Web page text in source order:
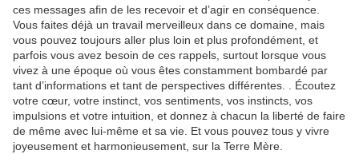
ces messages afin de les recevoir et d’agir en conséquence.
Vous faites déjà un travail merveilleux dans ce domaine, mais
vous pouvez toujours aller plus loin et plus profondément, et
parfois vous avez besoin de ces rappels, surtout lorsque vous
vivez à une époque où vous êtes constamment bombardé par
tant d’informations et tant de perspectives différentes. . Écoutez
votre cœur, votre instinct, vos sentiments, vos instincts, vos
impulsions et votre intuition, et donnez à chacun la liberté de faire
de même avec lui-même et sa vie. Et vous pouvez tous y vivre
joyeusement et harmonieusement, sur la Terre Mère.